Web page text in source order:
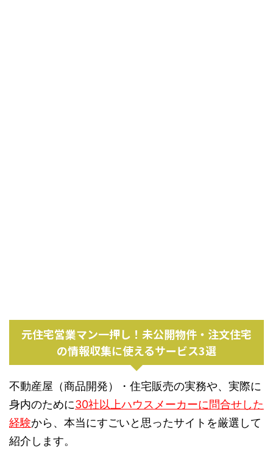
元住宅営業マン一押し！未公開物件・注文住宅
の情報収集に使えるサービス3選
不動産屋（商品開発）・住宅販売の実務や、実際に
身内のために30社以上ハウスメーカーに問合せした
経験から、本当にすごいと思ったサイトを厳選して
紹介します。